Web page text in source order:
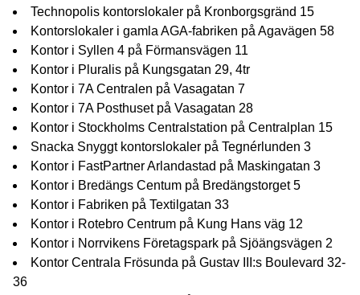
Technopolis kontorslokaler på Kronborgsgränd 15
Kontorslokaler i gamla AGA-fabriken på Agavägen 58
Kontor i Syllen 4 på Förmansvägen 11
Kontor i Pluralis på Kungsgatan 29, 4tr
Kontor i 7A Centralen på Vasagatan 7
Kontor i 7A Posthuset på Vasagatan 28
Kontor i Stockholms Centralstation på Centralplan 15
Snacka Snyggt kontorslokaler på Tegnérlunden 3
Kontor i FastPartner Arlandastad på Maskingatan 3
Kontor i Bredängs Centum på Bredängstorget 5
Kontor i Fabriken på Textilgatan 33
Kontor i Rotebro Centrum på Kung Hans väg 12
Kontor i Norrvikens Företagspark på Sjöängsvägen 2
Kontor Centrala Frösunda på Gustav III:s Boulevard 32-
36